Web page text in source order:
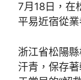
7月18日，在
平易近宿從
浙江省松陽
汗青，保存